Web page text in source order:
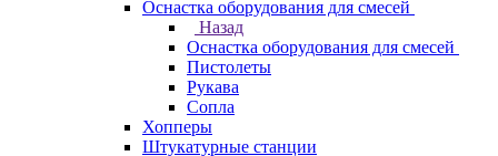
Оснастка оборудования для смесей
Назад
Оснастка оборудования для смесей
Пистолеты
Рукава
Сопла
Хопперы
Штукатурные станции